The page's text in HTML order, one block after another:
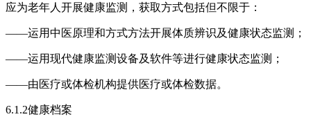
应为老年人开展健康监测，获取方式包括但不限于：
——运用中医原理和方式方法开展体质辨识及健康状态监测；
——运用现代健康监测设备及软件等进行健康状态监测；
——由医疗或体检机构提供医疗或体检数据。
6.1.2健康档案